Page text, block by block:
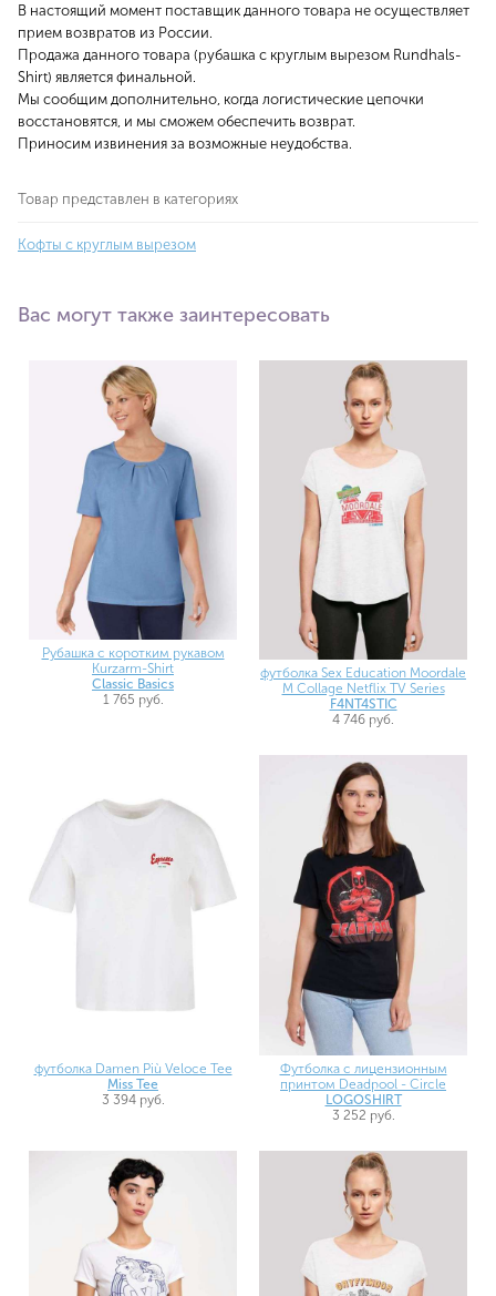
В настоящий момент поставщик данного товара не осуществляет
прием возвратов из России.
Продажа данного товара (рубашка с круглым вырезом Rundhals-
Shirt) является финальной.
Мы сообщим дополнительно, когда логистические цепочки
восстановятся, и мы сможем обеспечить возврат.
Приносим извинения за возможные неудобства.
Товар представлен в категориях
Кофты с круглым вырезом
Вас могут также заинтересовать
Рубашка с коротким рукавом
Kurzarm-Shirt
Classic Basics
1 765 руб.
футболка Sex Education Moordale
M Collage Netflix TV Series
F4NT4STIC
4 746 руб.
футболка Damen Più Veloce Tee
Miss Tee
3 394 руб.
Футболка с лицензионным
принтом Deadpool - Circle
LOGOSHIRT
3 252 руб.